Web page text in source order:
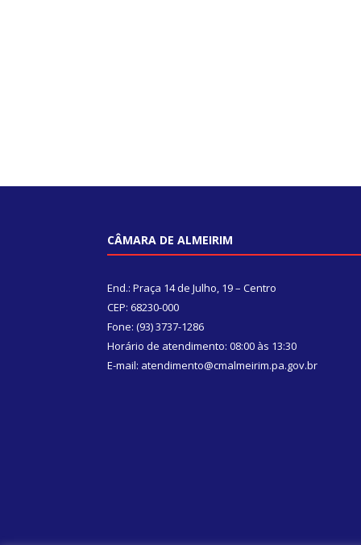
CÂMARA DE ALMEIRIM
End.: Praça 14 de Julho, 19 – Centro
CEP: 68230-000
Fone: (93) 3737-1286
Horário de atendimento: 08:00 às 13:30
E-mail: atendimento@cmalmeirim.pa.gov.br